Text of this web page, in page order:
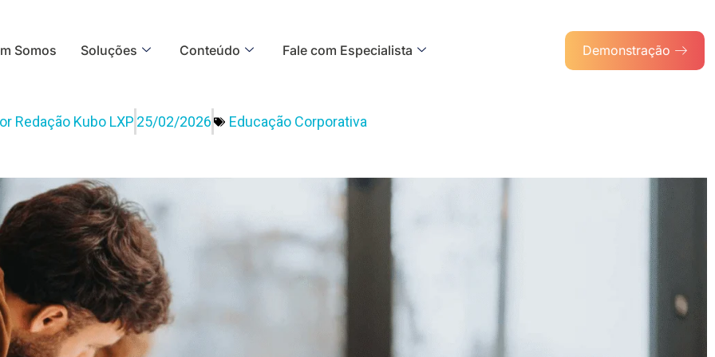
Somos Soluções Conteúdo Fale com Especialista Demonstração
Redação Kubo LXP 25/02/2026 Educação Corporativa